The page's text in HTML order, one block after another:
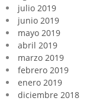
julio 2019
junio 2019
mayo 2019
abril 2019
marzo 2019
febrero 2019
enero 2019
diciembre 2018